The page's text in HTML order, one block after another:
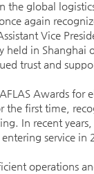
the global
again
Vice
in Shanghai
trust and
Awards for
the first time,
In recent
service in
operations